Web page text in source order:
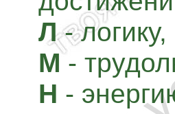
Л- логику,
М-
Н -